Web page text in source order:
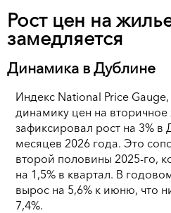
Рост цен на
замедляется
Динамика в Дублине
Индекс National Price
динамику цен на
зафиксировал рост на 3% в
месяцев 2026 года. Это
второй половины 2025-го,
на 1,5% в квартал. В
вырос на 5,6% к июню, что
7,4%.